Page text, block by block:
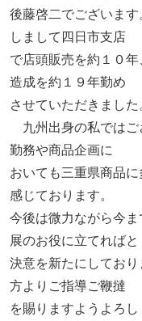
後藤啓二でございま
しまして四日市支店
で店頭販売を約１０
造成を約１９年勤め
させていただきました。
九州出身の私ではご
勤務や商品企画に
おいても三重県商品
感じております。
今後は微力ながら今
展のお役に立てればと
決意を新たにしてお
方よりご指導ご鞭撻
を賜りますようよろし